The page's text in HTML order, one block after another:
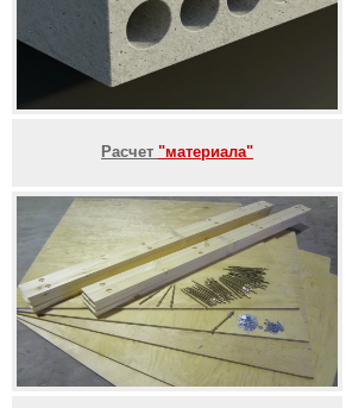
Расчет "материала"